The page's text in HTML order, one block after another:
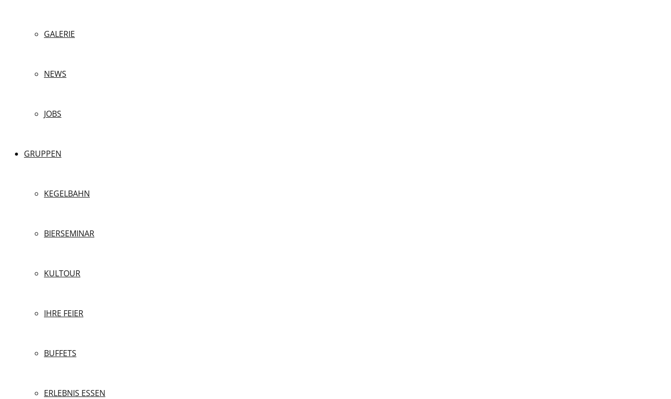
GALERIE
NEWS
JOBS
GRUPPEN
KEGELBAHN
BIERSEMINAR
KULTOUR
IHRE FEIER
BUFFETS
ERLEBNIS ESSEN